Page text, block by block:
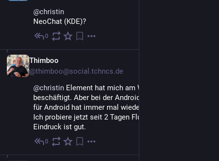
@christin
NeoChat (KDE)?
0
Thimboo
@thimboo@social.tchncs.de
@christin Element hat mich am Wochenende auch
beschäftigt. Aber bei der Android-Version. Element X
für Android hat immer mal wieder Probleme gemacht.
Ich probiere jetzt seit 2 Tagen FluffyChat. Der erste
Eindruck ist gut.
0